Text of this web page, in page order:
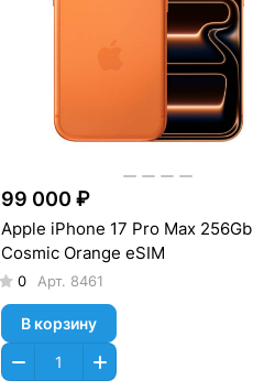
99 000 ₽
Apple iPhone 17 Pro Max 256Gb
Cosmic Orange eSIM
0 Арт. 8461
В корзину